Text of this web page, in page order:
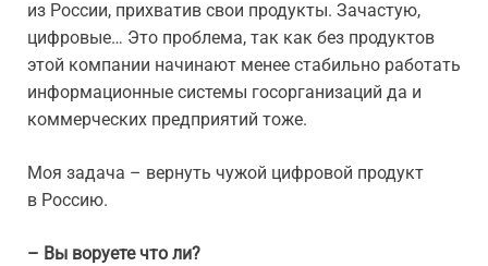
из России, прихватив свои продукты. Зачастую,
цифровые… Это проблема, так как без продуктов
этой компании начинают менее стабильно работать
информационные системы госорганизаций да и
коммерческих предприятий тоже.
Моя задача – вернуть чужой цифровой продукт
в Россию.
– Вы воруете что ли?